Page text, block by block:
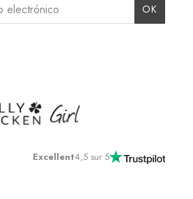
Excellent4,5 sur 5